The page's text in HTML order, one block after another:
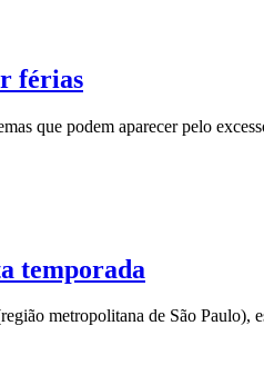
férias
que podem aparecer pelo
temporada
metropolitana de São Paulo),